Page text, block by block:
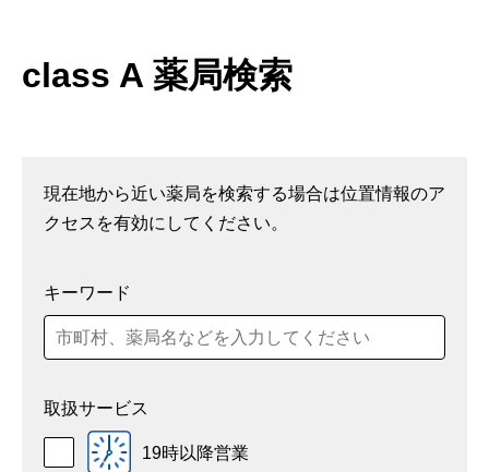
class A 薬局検索
現在地から近い薬局を検索する場合は位置情報のア
クセスを有効にしてください。
キーワード
取扱サービス
19時以降営業